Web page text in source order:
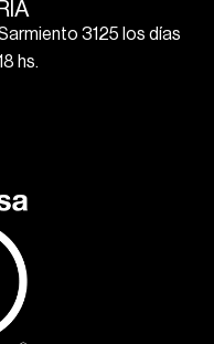
3125 los días
hs.